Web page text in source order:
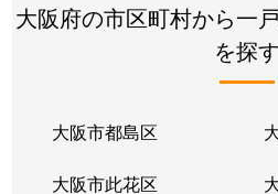
大阪府の市区町村から一
を探す
大阪市都島区
大阪市此花区